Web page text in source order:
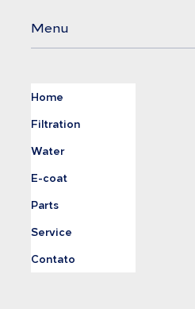
Menu
Home
Filtration
Water
E-coat
Parts
Service
Contato